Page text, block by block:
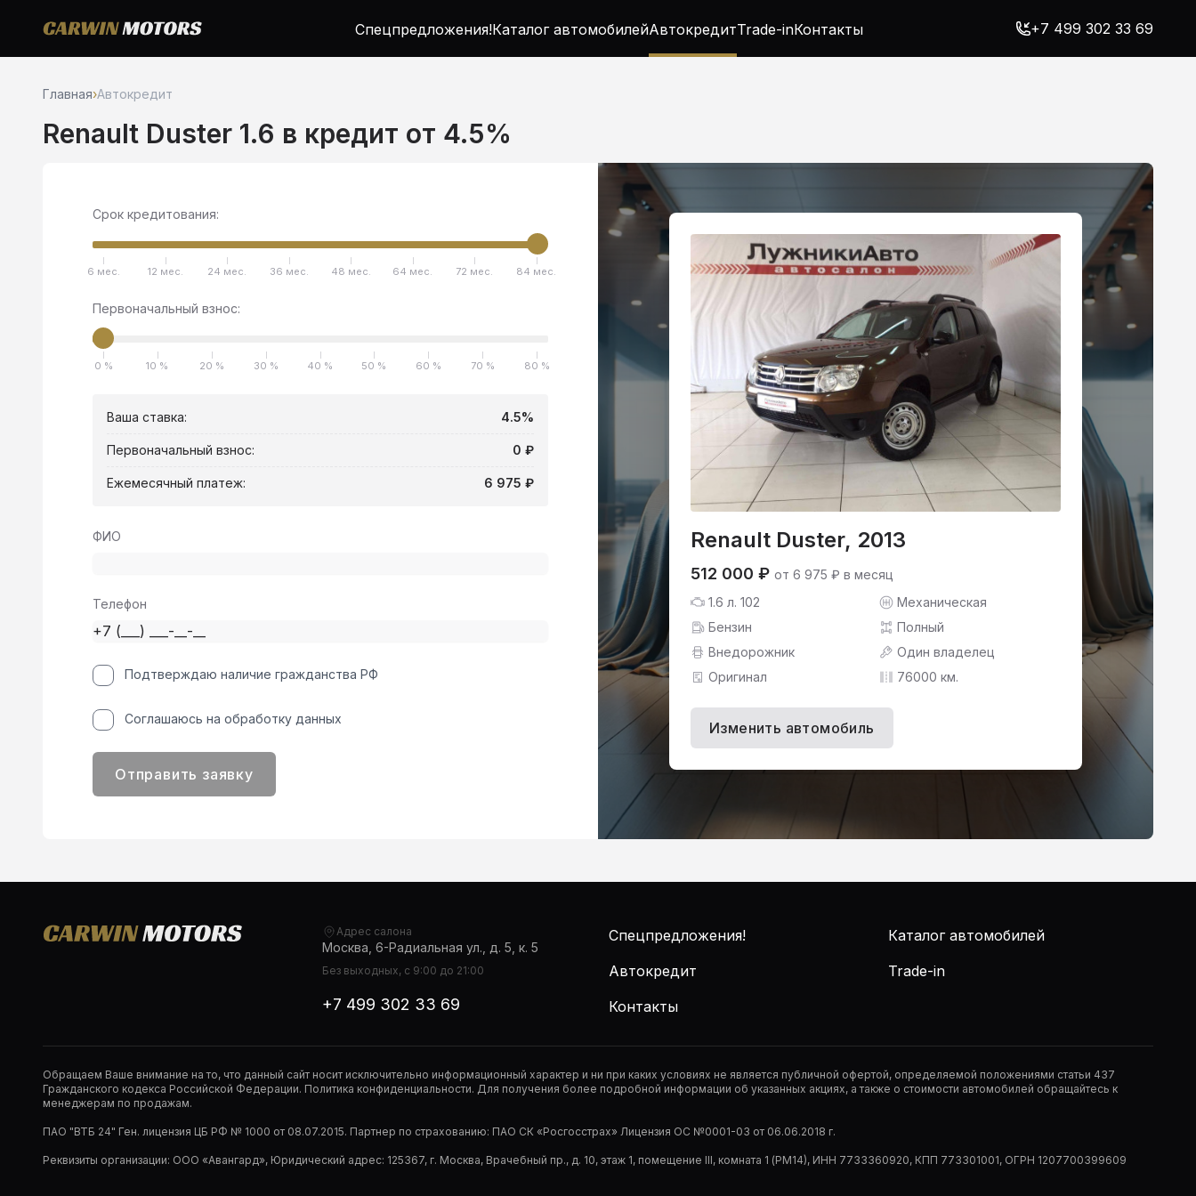
Спецпредложения!Каталог автомобилейАвтокредитTrade-inКонтакты +7 499 302 33 69
Главная›Автокредит
Renault Duster 1.6 в кредит от 4.5%
Renault Duster, 2013
512 000 ₽ от 6 975 ₽ в месяц
1.6 л. 102
Механическая
Бензин
Полный
Внедорожник
Один владелец
Оригинал
76000 км.
Изменить автомобиль
Срок кредитования:
6 мес. 12 мес. 24 мес. 36 мес. 48 мес. 64 мес. 72 мес. 84 мес.
Первоначальный взнос:
0 % 10 % 20 % 30 % 40 % 50 % 60 % 70 % 80 %
Ваша ставка: 4.5%
Первоначальный взнос: 0 ₽
Ежемесячный платеж: 6 975 ₽
ФИО
Телефон
Подтверждаю наличие гражданства РФ
Соглашаюсь на обработку данных
Отправить заявку
Адрес салона
Москва, 6-Радиальная ул., д. 5, к. 5
Без выходных, с 9:00 до 21:00
+7 499 302 33 69
Спецпредложения!
Каталог автомобилей
Автокредит
Trade-in
Контакты
Обращаем Ваше внимание на то, что данный сайт носит исключительно информационный характер и ни при каких условиях не является публичной офертой, определяемой положениями статьи 437
Гражданского кодекса Российской Федерации. Политика конфиденциальности. Для получения более подробной информации об указанных акциях, а также о стоимости автомобилей обращайтесь к
менеджерам по продажам.
ПАО "ВТБ 24" Ген. лицензия ЦБ РФ № 1000 от 08.07.2015. Партнер по страхованию: ПАО СК «Росгосстрах» Лицензия ОС №0001-03 от 06.06.2018 г.
Реквизиты организации: ООО «Авангард», Юридический адрес: 125367, г. Москва, Врачебный пр., д. 10, этаж 1, помещение III, комната 1 (РМ14), ИНН 7733360920, КПП 773301001, ОГРН 1207700399609